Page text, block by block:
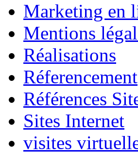
Marketing en
Mentions
Réalisations
Réferencement
Références
Sites Internet
visites